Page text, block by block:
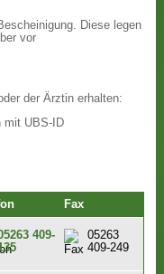
Diese legen
vor
der Ärztin erhalten:
mit UBS-ID
Fax
409-
05263
409-249